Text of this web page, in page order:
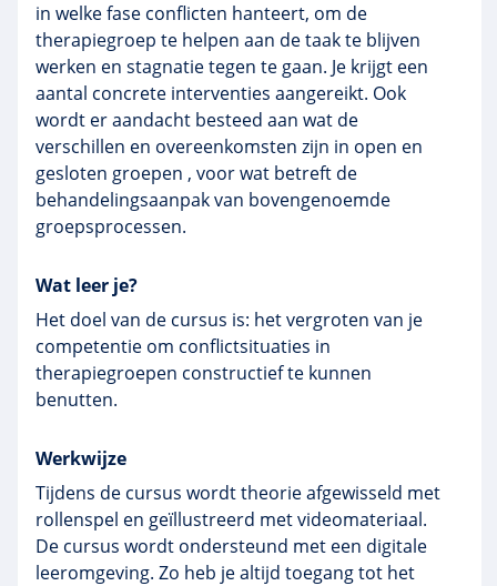
in welke fase conflicten hanteert, om de
therapiegroep te helpen aan de taak te blijven
werken en stagnatie tegen te gaan. Je krijgt een
aantal concrete interventies aangereikt. Ook
wordt er aandacht besteed aan wat de
verschillen en overeenkomsten zijn in open en
gesloten groepen , voor wat betreft de
behandelingsaanpak van bovengenoemde
groepsprocessen.
Wat leer je?
Het doel van de cursus is: het vergroten van je
competentie om conflictsituaties in
therapiegroepen constructief te kunnen
benutten.
Werkwijze
Tijdens de cursus wordt theorie afgewisseld met
rollenspel en geïllustreerd met videomateriaal.
De cursus wordt ondersteund met een digitale
leeromgeving. Zo heb je altijd toegang tot het